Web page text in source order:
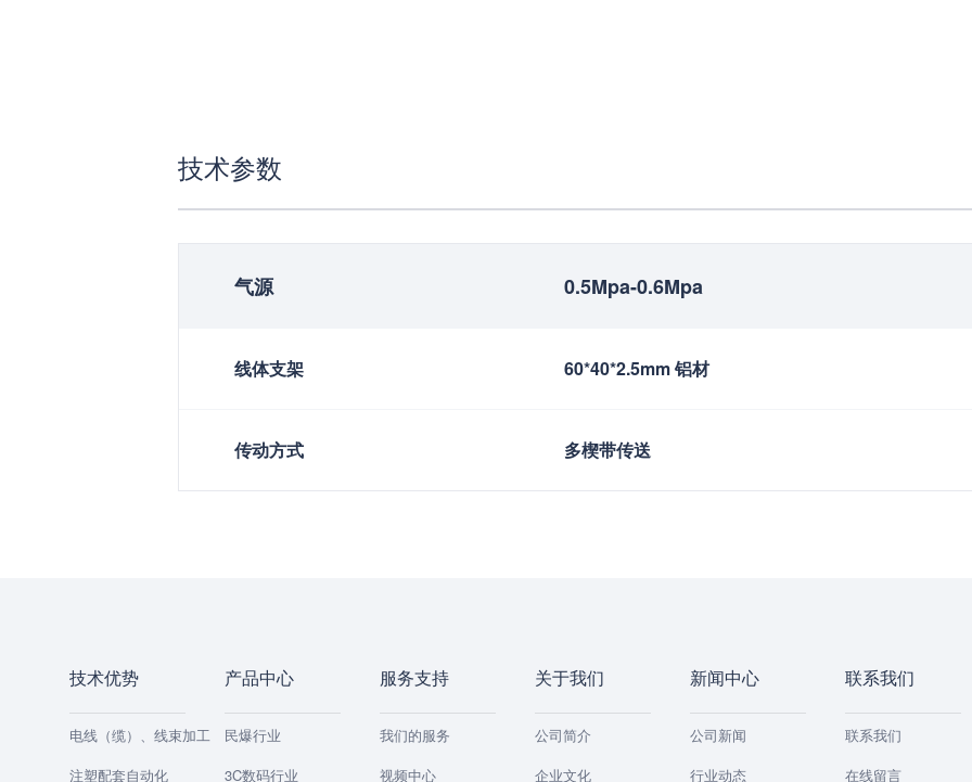
技术参数
气源 0.5Mpa-0.6Mpa
线体支架 60*40*2.5mm 铝材
传动方式 多楔带传送
技术优势
电线（缆）、线束加工
注塑配套自动化
产品中心
民爆行业
3C数码行业
服务支持
我们的服务
视频中心
关于我们
公司简介
企业文化
新闻中心
公司新闻
行业动态
联系我们
联系我们
在线留言